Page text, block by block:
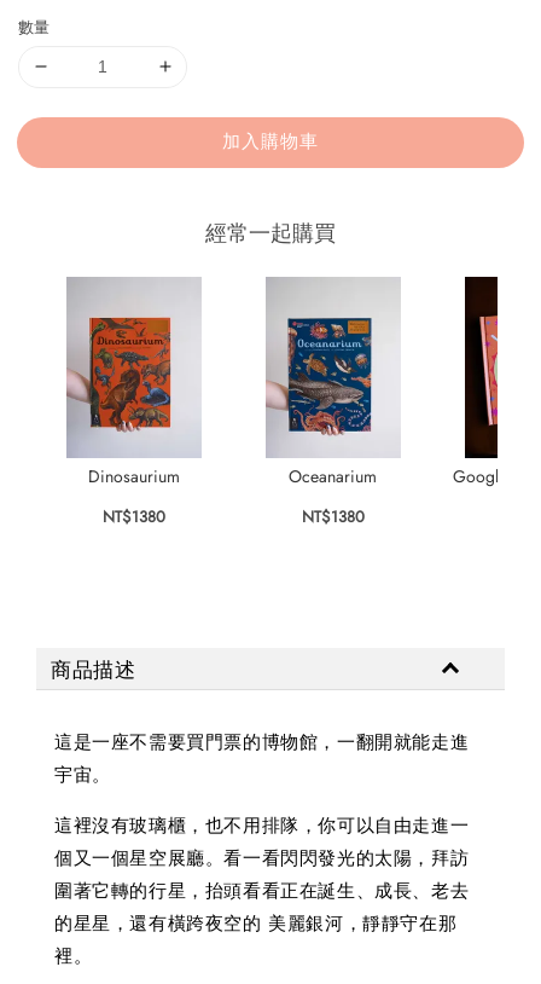
數量
加入購物車
經常一起購買
Dinosaurium
NT$1380
Oceanarium
NT$1380
Googly
商品描述
這是一座不需要買門票的博物館，一翻開就能走進
宇宙。
這裡沒有玻璃櫃，也不用排隊，你可以自由走進一
個又一個星空展廳。看一看閃閃發光的太陽，拜訪
圍著它轉的行星，抬頭看看正在誕生、成長、老去
的星星，還有橫跨夜空的 美麗銀河，靜靜守在那
裡。